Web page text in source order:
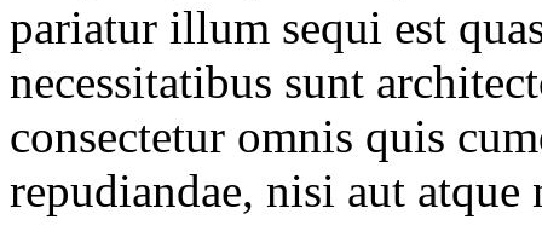
pariatur illum sequi est
necessitatibus sunt
consectetur omnis quis
repudiandae, nisi aut